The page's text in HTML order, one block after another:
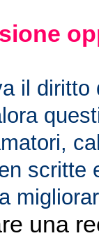
il diritto
scritte
una